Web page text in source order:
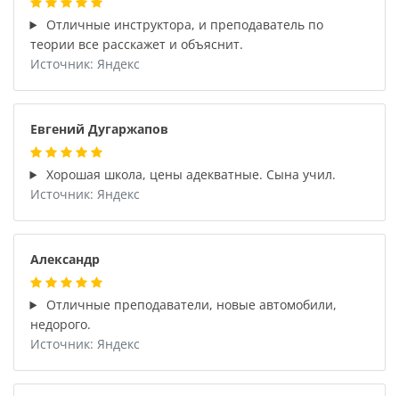
Отличные инструктора, и преподаватель по
теории все расскажет и объяснит.
Источник: Яндекс
Евгений Дугаржапов
Хорошая школа, цены адекватные. Сына учил.
Источник: Яндекс
Александр
Отличные преподаватели, новые автомобили,
недорого.
Источник: Яндекс